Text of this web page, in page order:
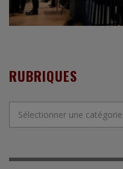
RUBRIQUES